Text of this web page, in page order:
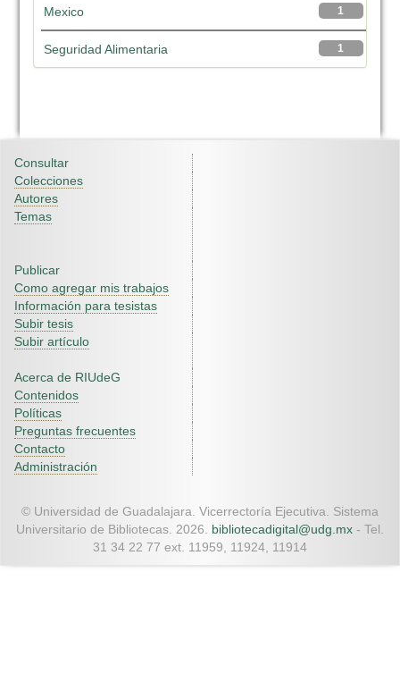
1
Mexico
1
Seguridad Alimentaria
Consultar
Colecciones
Autores
Temas
Publicar
Como agregar mis trabajos
Información para tesistas
Subir tesis
Subir artículo
Acerca de RIUdeG
Contenidos
Políticas
Preguntas frecuentes
Contacto
Administración
© Universidad de Guadalajara. Vicerrectoría Ejecutiva. Sistema
Universitario de Bibliotecas. 2026. bibliotecadigital@udg.mx - Tel.
31 34 22 77 ext. 11959, 11924, 11914